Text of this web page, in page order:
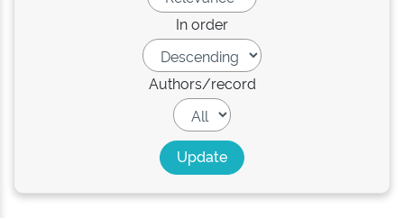
In order
Authors/record